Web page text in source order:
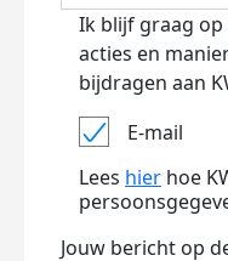
Ik blijf graag op
acties en
bijdragen aan
E-mail
Lees hier hoe
Jouw bericht op